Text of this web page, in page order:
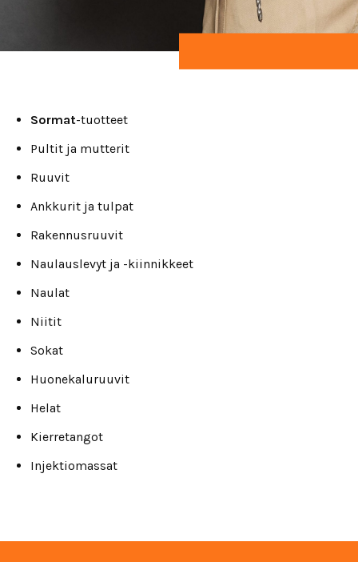
Sormat-tuotteet
Pultit ja mutterit
Ruuvit
Ankkurit ja tulpat
Rakennusruuvit
Naulauslevyt ja -kiinnikkeet
Naulat
Niitit
Sokat
Huonekaluruuvit
Helat
Kierretangot
Injektiomassat